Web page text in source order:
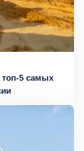
топ-5 самых